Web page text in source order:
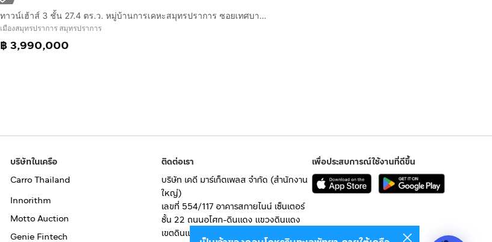
ทาวน์เฮ้าส์ 3 ชั้น 27.4 ตร.ว. หมู่บ้านการเคหะสมุทรปราการ ซอยเทศบาลบางปู49 ถนนสุขุมวิทสายเก่า เมืองสมุทรปราการ สมุทรปราการ
เมืองสมุทรปราการ สมุทรปราการ
฿ 3,990,000
บริษัทในเครือ
Carro Thailand
Innorithm
Motto Auction
Genie Fintech
ติดต่อเรา
บริษัท เคดี มาร์เก็ตเพลส จำกัด (สำนักงาน
ใหญ่)
เลขที่ 554/117 อาคารสกายไนน์ เซ็นเตอร์
ชั้น 22 ถนนอโศก-ดินแดง แขวงดินแดง
เขตดินแดง
เพื่อประสบการณ์ใช้งานที่ดีขึ้น